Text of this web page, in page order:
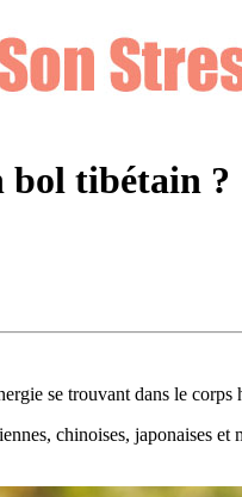
bol tibétain ?
se trouvant dans le corps
chinoises, japonaises